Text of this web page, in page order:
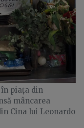
în piața din
mâncarea
Cina lui Leonardo